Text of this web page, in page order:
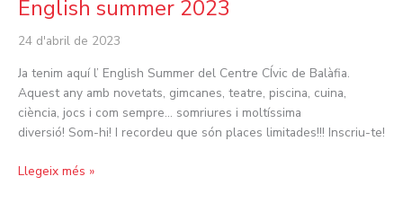
English summer 2023
24 d'abril de 2023
Ja tenim aquí l’ English Summer del Centre CÍvic de Balàfia.
Aquest any amb novetats, gimcanes, teatre, piscina, cuina,
ciència, jocs i com sempre… somriures i moltíssima
diversió! Som-hi! I recordeu que són places limitades!!! Inscriu-te!
summer
2023
Llegeix més »